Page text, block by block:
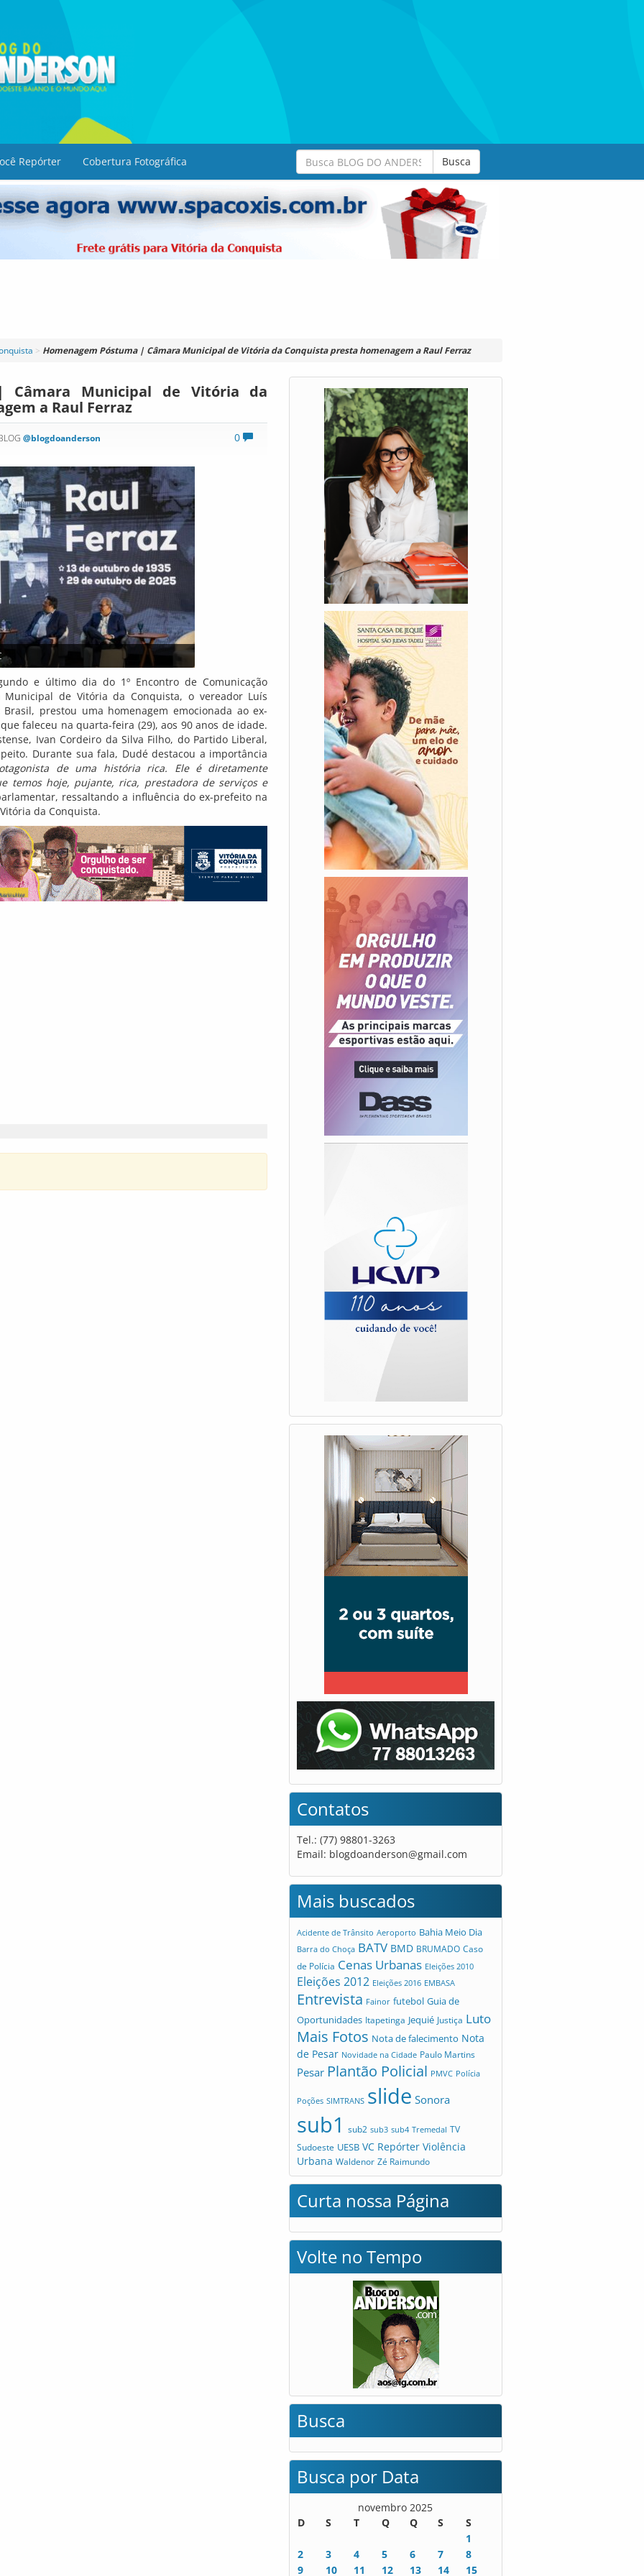
Repórter Cobertura Fotográfica Busca
> Homenagem Póstuma | Câmara Municipal de Vitória da Conquista presta homenagem a Raul Ferraz
Câmara Municipal de Vitória da
a Raul Ferraz
0
@blogdoanderson
e último dia do 1º Encontro de Comunicação
Municipal de Vitória da Conquista, o vereador Luís
prestou uma homenagem emocionada ao ex-
faleceu na quarta-feira (29), aos 90 anos de idade.
Ivan Cordeiro da Silva Filho, do Partido Liberal,
Durante sua fala, Dudé destacou a importância
de uma história rica. Ele é diretamente
temos hoje, pujante, rica, prestadora de serviços e
ressaltando a influência do ex-prefeito na
da Conquista.
Contatos
Tel.: (77) 98801-3263
Email: blogdoanderson@gmail.com
Mais buscados
Acidente de Trânsito Aeroporto Bahia Meio Dia
Barra do Choça BATV BMD BRUMADO Caso
de Polícia Cenas Urbanas Eleições 2010
Eleições 2012 Eleições 2016 EMBASA
Entrevista Fainor futebol Guia de
Oportunidades Itapetinga Jequié Justiça Luto
Mais Fotos Nota de falecimento Nota
de Pesar Novidade na Cidade Paulo Martins
Pesar Plantão Policial PMVC Polícia
Poções SIMTRANS slide Sonora
sub1 sub2 sub3 sub4 Tremedal TV
Sudoeste UESB VC Repórter Violência
Urbana Waldenor Zé Raimundo
Curta nossa Página
Volte no Tempo
Busca
Busca por Data
novembro 2025
D
S T Q Q S
S
1
2
3 4 5 6 7
8
9
10 11 12 13 14 15